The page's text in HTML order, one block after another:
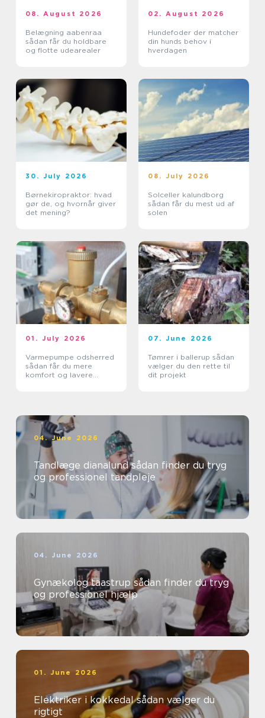
08. August 2026
Belægning aabenraa
sådan får du holdbare
og flotte udearealer
02. August 2026
Hundefoder der matcher
din hunds behov i
hverdagen
30. July 2026
Børnekiropraktor: hvad
gør de, og hvornår giver
det mening?
08. July 2026
Solceller kalundborg
sådan får du mest ud af
solen
01. July 2026
Varmepumpe odsherred
sådan får du mere
komfort og lavere
07. June 2026
Tømrer i ballerup sådan
vælger du den rette til
dit projekt
04. June 2026
Tandlæge dianalund sådan finder du tryg
og professionel tandpleje
04. June 2026
Gynækolog taastrup sådan finder du tryg
og professionel hjælp
01. June 2026
Elektriker i kokkedal sådan vælger du
rigtigt